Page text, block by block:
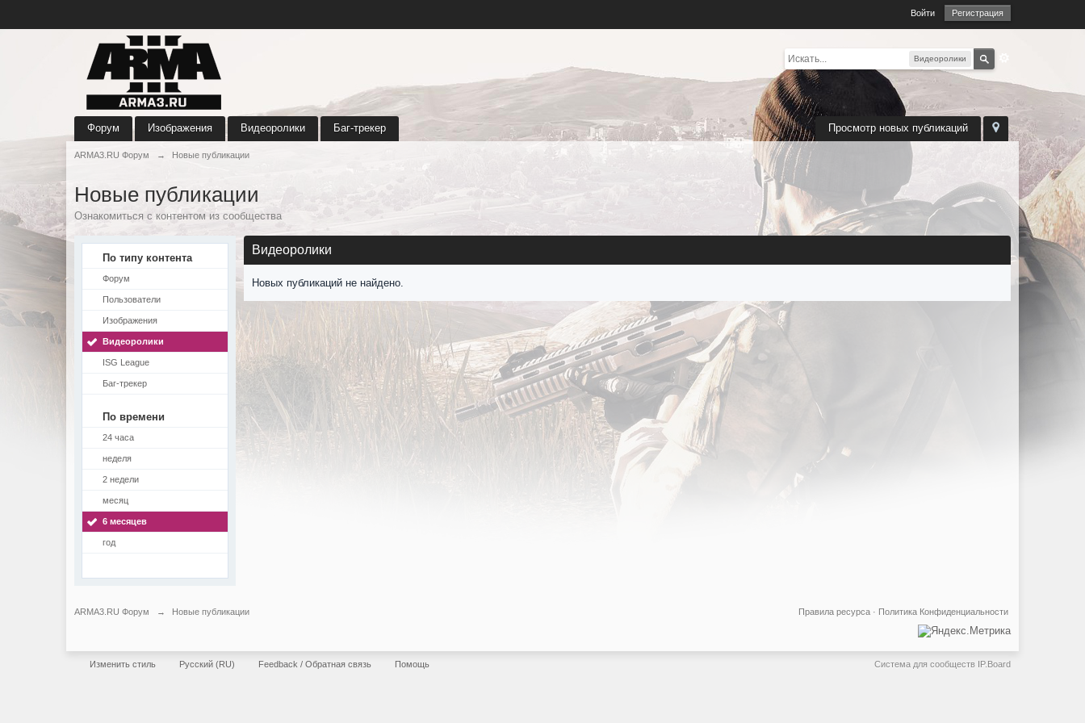
Войти Регистрация
Видеоролики
Просмотр новых публикаций
Форум Изображения Видеоролики Баг-трекер
ARMA3.RU Форум → Новые публикации
Новые публикации
Ознакомиться с контентом из сообщества
По типу контента
Форум
Пользователи
Изображения
Видеоролики
ISG League
Баг-трекер
По времени
24 часа
неделя
2 недели
месяц
6 месяцев
год
Видеоролики
Новых публикаций не найдено.
ARMA3.RU Форум → Новые публикации Политика Конфиденциальности
Правила ресурса ·
Изменить стиль Русский (RU) Feedback / Обратная связь Помощь Система для сообществ IP.Board